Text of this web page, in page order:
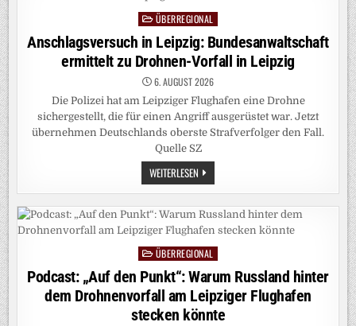
AN
SONNTAGEN
Posted
in
ÜBERREGIONAL
Anschlagsversuch in Leipzig: Bundesanwaltschaft
ermittelt zu Drohnen-Vorfall in Leipzig
6. AUGUST 2026
Die Polizei hat am Leipziger Flughafen eine Drohne
sichergestellt, die für einen Angriff ausgerüstet war. Jetzt
übernehmen Deutschlands oberste Strafverfolger den Fall.
Quelle SZ
WEITERLESEN ANSCHLAGSVERSUCH
IN
LEIPZIG:
BUNDESANWALTSCHAFT
ERMITTELT
ZU
DROHNEN-
VORFALL
IN
LEIPZIG
Posted
in
ÜBERREGIONAL
Podcast: „Auf den Punkt“: Warum Russland hinter
dem Drohnenvorfall am Leipziger Flughafen
stecken könnte